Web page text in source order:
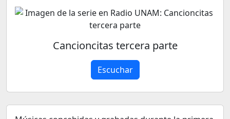
Cancioncitas tercera parte
Escuchar